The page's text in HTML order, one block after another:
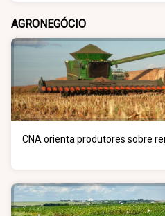
AGRONEGÓCIO
CNA orienta produtores sobre